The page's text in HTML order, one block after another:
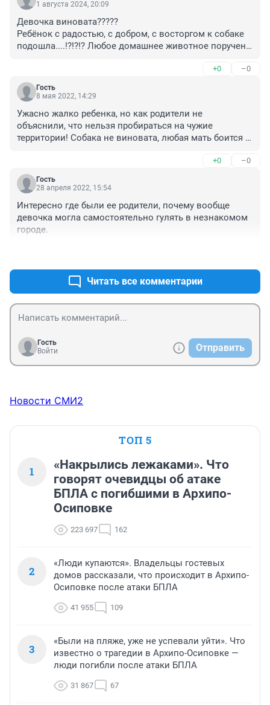
1 августа 2024, 20:09
Девочка виновата?????
Ребёнок с радостью, с добром, с восторгом к собаке
подошла....!?!?!? Любое домашнее животное поручено
В данном случае у девочки нормальная реакция
ребёнка на щенят. А у хозяина не нормальное
отношение к своей ответственности за того, кого
А вам бессовестным решалам, заткнуться бы👎👎👎👎
👎👎
+0 –0
Гость
8 мая 2022, 14:29
Ужасно жалко ребенка, но как родители не
объяснили, что нельзя пробираться на чужие
территории! Собака не виновата, любая мать боится
+0 –0
Гость
28 апреля 2022, 15:54
Интересно где были ее родители, почему вообще
девочка могла самостоятельно гулять в незнакомом
городе.
Читать все комментарии
Гость
Войти
Отправить
Новости СМИ2
ТОП 5
1
«Накрылись лежаками». Что
говорят очевидцы об атаке
БПЛА с погибшими в Архипо-
Осиповке
223 697 162
2
«Люди купаются». Владельцы гостевых
домов рассказали, что происходит в Архипо-
Осиповке после атаки БПЛА
41 955 109
3
«Были на пляже, уже не успевали уйти». Что
известно о трагедии в Архипо-Осиповке —
люди погибли после атаки БПЛА
31 867 67